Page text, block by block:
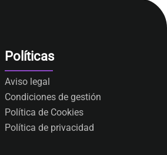
Políticas
Aviso legal
Condiciones de gestión
Política de Cookies
Política de privacidad